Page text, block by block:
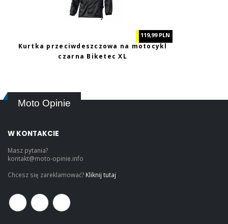
119,99 PLN
Kurtka przeciwdeszczowa na motocykl
czarna Biketec XL
Moto Opinie
W KONTAKCIE
Masz pytania?
kontakt@moto-opinie.info
Chcesz się zareklamować? Kliknij tutaj